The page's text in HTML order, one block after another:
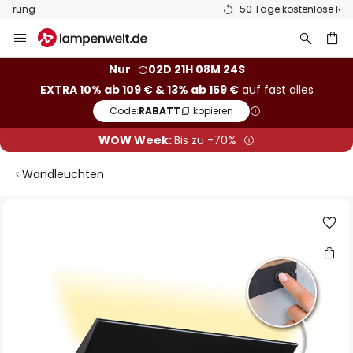
50 Tage kostenlose Retoure
Inhalt
Nur
02D 21H 08M 24S
EXTRA 10% ab 109 € & 13% ab 159 €auf fast alles
Code:RABATT kopieren
WOW Week:Bis zu -70%
Wandleuchten